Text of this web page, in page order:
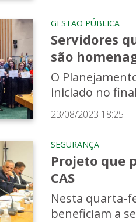
GESTÃO PÚBLICA
Servidores
são
O
iniciado no
23/08/2023 18:25
SEGURANÇA
Projeto que
CAS
Nesta quarta-
beneficiam a